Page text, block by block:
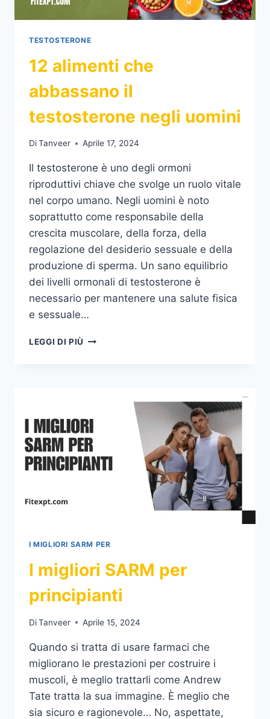
TESTOSTERONE
12 alimenti che
abbassano il
testosterone negli uomini
DiTanveer Aprile 17, 2024
Il testosterone è uno degli ormoni
riproduttivi chiave che svolge un ruolo vitale
nel corpo umano. Negli uomini è noto
soprattutto come responsabile della
crescita muscolare, della forza, della
regolazione del desiderio sessuale e della
produzione di sperma. Un sano equilibrio
dei livelli ormonali di testosterone è
necessario per mantenere una salute fisica
e sessuale…
LEGGI DI PIÙ 12
TESTOSTERONE
UOMINI
I MIGLIORI SARM PER
I migliori SARM per
principianti
DiTanveer Aprile 15, 2024
Quando si tratta di usare farmaci che
migliorano le prestazioni per costruire i
muscoli, è meglio trattarli come Andrew
Tate tratta la sua immagine. È meglio che
sia sicuro e ragionevole… No, aspettate,